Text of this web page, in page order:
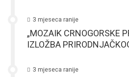
3 mjeseca ranije
„MOZAIK CRNOGORSKE
IZLOŽBA
3 mjeseca ranije